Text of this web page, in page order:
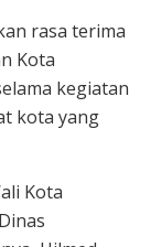
rasa terima
Kota
kegiatan
kota yang
Kota